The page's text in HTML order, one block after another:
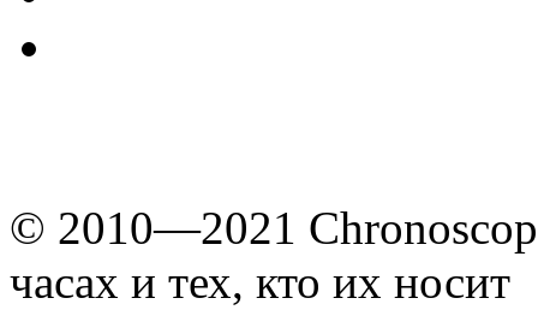
© 2010—2021
часах и тех, кто их носит